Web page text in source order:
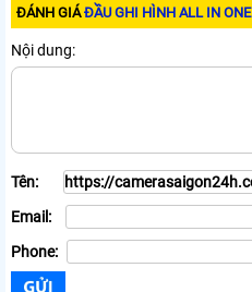
ĐÁNH GIÁĐẦU GHI HÌNH ALL IN
Nội dung:
Tên:
Email:
Phone: